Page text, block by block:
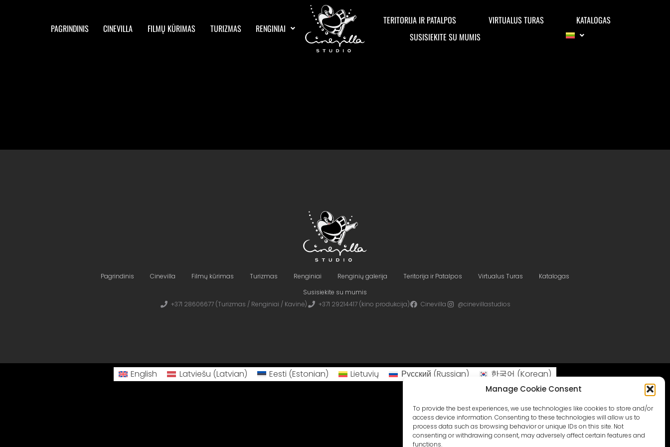
Manage Cookie Consent
To provide the best experiences, we use technologies like cookies to store and/or
access device information. Consenting to these technologies will allow us to
process data such as browsing behavior or unique IDs on this site. Not
consenting or withdrawing consent, may adversely affect certain features and
functions.
PAGRINDINIS CINEVILLA FILMŲ KŪRIMAS TURIZMAS RENGINIAI
TERITORIJA IR PATALPOS VIRTUALUS TURAS
KATALOGAS
SUSISIEKITE SU MUMIS
Pagrindinis Cinevilla Filmų kūrimas Turizmas Renginiai Renginių galerija Teritorija ir Patalpos Virtualus Turas
Katalogas
Susisiekite su mumis
+371 28606677 (Turizmas / Renginiai / Kavinė)
+371 29214417 (kino produkcija) Cinevilla @cinevillastudios
English Latviešu (Latvian) Eesti (Estonian) Lietuvių Русский (Russian) 한국어 (Korean)